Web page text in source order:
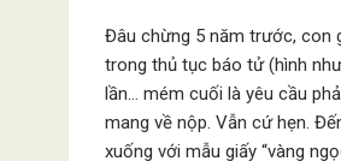
Đâu chừng 5 năm trước, con
trong thủ tục báo tử (hình
lần… mém cuối là yêu cầu
mang về nộp. Vẫn cứ hẹn.
xuống với mẫu giấy “vàng